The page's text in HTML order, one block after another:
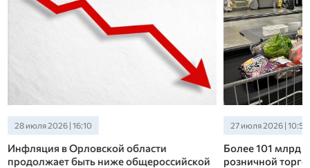
28 июля 2026 | 16:10
Инфляция в Орловской области
продолжает быть ниже общероссийской
27 июля 2026 | 10:50
Более 101 млрд
розничной